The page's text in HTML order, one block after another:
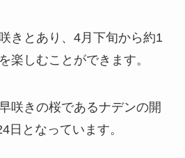
きとあり、 4月下旬から約1
楽しむことができます。
咲きの桜であるナデンの開
日 となっています。